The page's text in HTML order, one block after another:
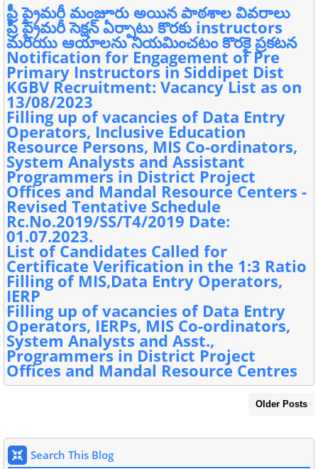
ప్రీ ప్రైమరీ మంజూరు అయిన పాఠశాల వివరాలు
ప్రీ ప్రైమరీ సెక్షన్ ఏర్పాటు కొరకు instructors
మరియు ఆయాలను నియమించటం కొరకై ప్రకటన
Notification for Engagement of Pre
Primary Instructors in Siddipet Dist
KGBV Recruitment: Vacancy List as on
13/08/2023
Filling up of vacancies of Data Entry
Operators, Inclusive Education
Resource Persons, MIS Co-ordinators,
System Analysts and Assistant
Programmers in District Project
Offices and Mandal Resource Centers -
Revised Tentative Schedule
Rc.No.2019/SS/T4/2019 Date:
01.07.2023.
List of Candidates Called for
Certificate Verification in the 1:3 Ratio
Filling of MIS,Data Entry Operators,
IERP
Filling up of vacancies of Data Entry
Operators, IERPs, MIS Co-ordinators,
System Analysts and Asst.,
Programmers in District Project
Offices and Mandal Resource Centres
Older Posts
Search This Blog